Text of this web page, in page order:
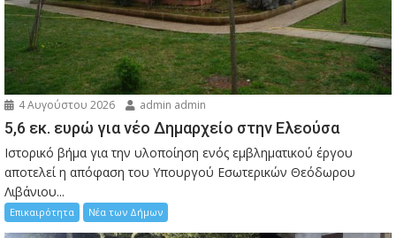
4 Αυγούστου 2026 admin admin
5,6 εκ. ευρώ για νέο Δημαρχείο στην Ελεούσα
Ιστορικό βήμα για την υλοποίηση ενός εμβληματικού έργου
αποτελεί η απόφαση του Υπουργού Εσωτερικών Θεόδωρου
Λιβάνιου...
Επικαιρότητα Νέα των Δήμων